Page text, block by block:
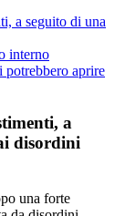
a seguito di una
interno
potrebbero aprire
a
disordini
una forte